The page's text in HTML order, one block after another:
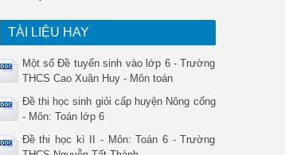
TÀI LIỆU HAY
Một số Đề tuyển sinh vào lớp 6 - Trường
THCS Cao Xuân Huy - Môn toán
Đề thi học sinh giỏi cấp huyện Nông cống
- Môn: Toán lớp 6
Đề thi học kì II - Môn: Toán 6 - Trường